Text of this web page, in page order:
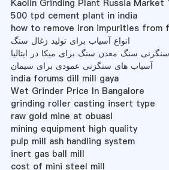
Kaolin Grinding Plant Russia
500 tpd cement plant in india
how to remove iron impurities from
انواع آسیاب برای تولید زغال سنگ
سنگ معدن سنگ برای میکا در ایتالیا
آسیاب های سنگزنی عمودی برای سیمان
india forums dill mill gaya
Wet Grinder Price In Bangalore
grinding roller casting insert type
raw gold mine at obuasi
mining equipment high quality
pulp mill ash handling system
inert gas ball mill
cost of mini steel mill